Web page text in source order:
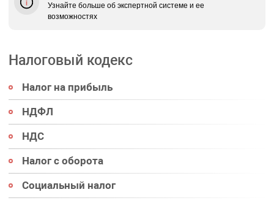
Узнайте больше об экспертной системе и ее
возможностях
Налоговый кодекс
Налог на прибыль
НДФЛ
НДС
Налог с оборота
Социальный налог